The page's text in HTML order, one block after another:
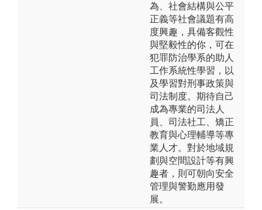
為、社會結構與公平
正義等社會議題有高
度興趣，具備客觀性
與堅毅性的你，可在
犯罪防治學系的助人
工作系統性學習，以
及學習對刑事政策與
司法制度。期待自己
成為專業的司法人
員、司法社工、矯正
教育與心理輔導等專
業人才。對於地域規
劃與空間設計等有興
趣者，則可朝向安全
管理與警勤應用發
展。